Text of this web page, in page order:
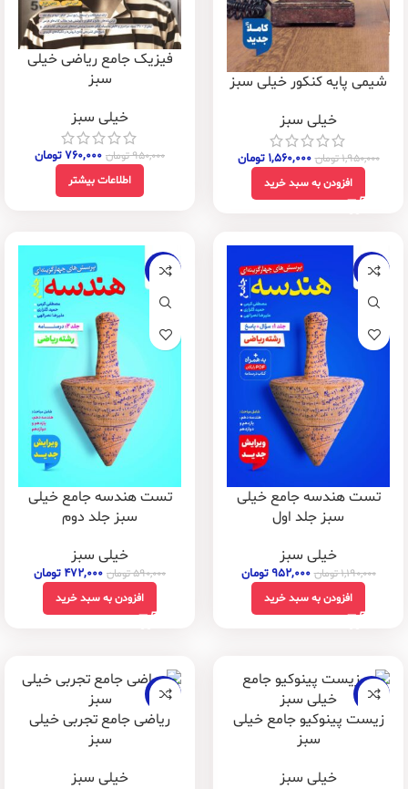
شیمی پایه کنکور خیلی سبز
خیلی سبز
۱,۹۵۰,۰۰۰تومان ۱,۵۶۰,۰۰۰ تومان
افزودن به سبد خرید
فیزیک جامع ریاضی خیلی
سبز
خیلی سبز
۹۵۰,۰۰۰تومان ۷۶۰,۰۰۰ تومان
اطلاعات بیشتر
-20%
تست هندسه جامع خیلی
سبز جلد اول
خیلی سبز
۱,۱۹۰,۰۰۰تومان ۹۵۲,۰۰۰ تومان
افزودن به سبد خرید
-20%
تست هندسه جامع خیلی
سبز جلد دوم
خیلی سبز
۵۹۰,۰۰۰تومان ۴۷۲,۰۰۰ تومان
افزودن به سبد خرید
-20%
زیست پینوکیو جامع خیلی
سبز
خیلی سبز
-20%
ریاضی جامع تجربی خیلی
سبز
خیلی سبز